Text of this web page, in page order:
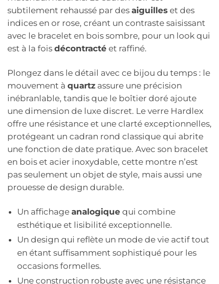
subtilement rehaussé par des aiguilles et des
indices en or rose, créant un contraste saisissant
avec le bracelet en bois sombre, pour un look qui
est à la fois décontracté et raffiné.
Plongez dans le détail avec ce bijou du temps : le
mouvement à quartz assure une précision
inébranlable, tandis que le boîtier doré ajoute
une dimension de luxe discret. Le verre Hardlex
offre une résistance et une clarté exceptionnelles,
protégeant un cadran rond classique qui abrite
une fonction de date pratique. Avec son bracelet
en bois et acier inoxydable, cette montre n’est
pas seulement un objet de style, mais aussi une
prouesse de design durable.
Un affichage analogique qui combine
esthétique et lisibilité exceptionnelle.
Un design qui reflète un mode de vie actif tout
en étant suffisamment sophistiqué pour les
occasions formelles.
Une construction robuste avec une résistance